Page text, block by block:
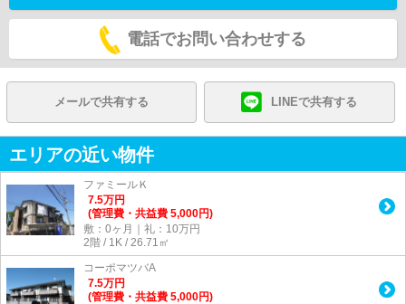
電話でお問い合わせする
メールで共有する LINEで共有する
エリアの近い物件
ファミールＫ
7.5万円
(管理費・共益費 5,000円)
敷：0ヶ月｜礼：10万円
2階 / 1K / 26.71㎡
コーポマツバA
7.5万円
(管理費・共益費 5,000円)